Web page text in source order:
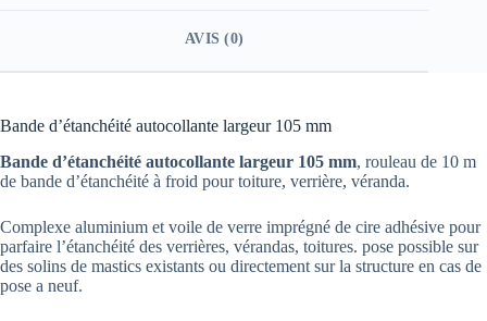
AVIS (0)
Bande d’étanchéité autocollante largeur 105 mm
Bande d’étanchéité autocollante largeur 105 mm, rouleau de 10 m
de bande d’étanchéité à froid pour toiture, verrière, véranda.
Complexe aluminium et voile de verre imprégné de cire adhésive pour
parfaire l’étanchéité des verrières, vérandas, toitures. pose possible sur
des solins de mastics existants ou directement sur la structure en cas de
pose a neuf.